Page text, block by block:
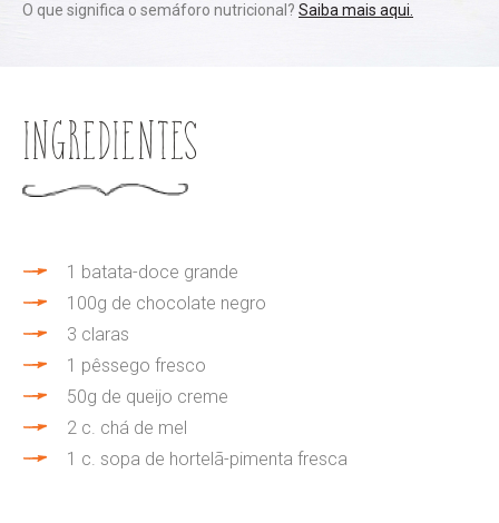
O que significa o semáforo nutricional? Saiba mais aqui.
Ingredientes
1 batata-doce grande
100g de chocolate negro
3 claras
1 pêssego fresco
50g de queijo creme
2 c. chá de mel
1 c. sopa de hortelã-pimenta fresca